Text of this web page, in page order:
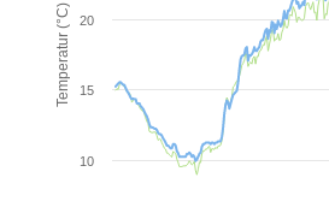
Temperatur (°C)
10
15
20